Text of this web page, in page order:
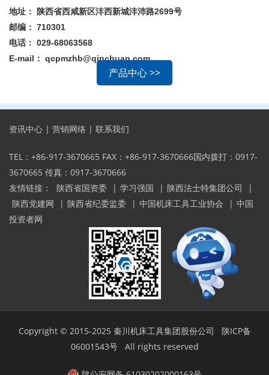
地址： 陕西省西咸新区沣西新城沣沛路2699号
邮编： 710301
电话： 029-68063568
E-mail： qcpmzhb@qinchuan.com
产品中心 >>
资讯中心 | 营销网络 | 联系我们
TEL：+86-917-3670665 FAX：+86-917-3670666国内拨打：0917-
3670665 传真：0917-3670666
友情链接：
陕西省国资委 | 学习强国 | 陕西法士特集团公司
|
陕西党建网
| 陕西省纪委监委 | 中国机床工具工业协会 | 中国
投资者网
Copyright © 2015-2025 秦川机床工具集团股份公司
陕ICP备
06001543号All rights reserved